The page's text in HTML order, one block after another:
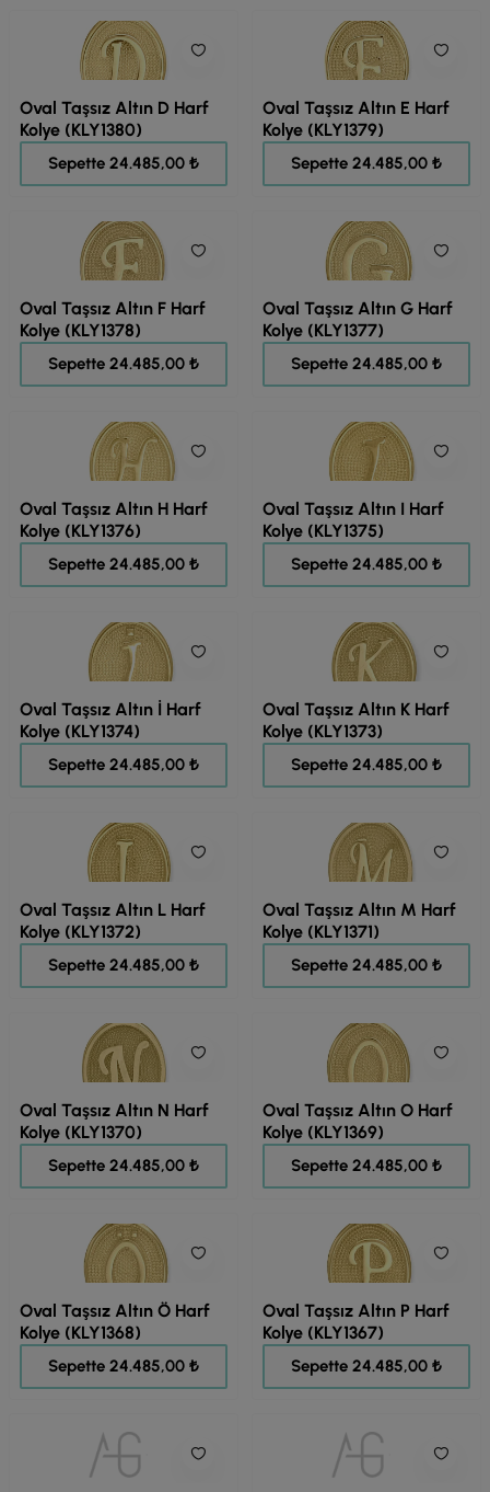
Oval Taşsız Altın D Harf
Kolye (KLY1380)
Sepette 24.485,00 ₺
Oval Taşsız Altın E Harf
Kolye (KLY1379)
Sepette 24.485,00 ₺
Oval Taşsız Altın F Harf
Kolye (KLY1378)
Sepette 24.485,00 ₺
Oval Taşsız Altın G Harf
Kolye (KLY1377)
Sepette 24.485,00 ₺
Oval Taşsız Altın H Harf
Kolye (KLY1376)
Sepette 24.485,00 ₺
Oval Taşsız Altın I Harf
Kolye (KLY1375)
Sepette 24.485,00 ₺
Oval Taşsız Altın İ Harf
Kolye (KLY1374)
Sepette 24.485,00 ₺
Oval Taşsız Altın K Harf
Kolye (KLY1373)
Sepette 24.485,00 ₺
Oval Taşsız Altın L Harf
Kolye (KLY1372)
Sepette 24.485,00 ₺
Oval Taşsız Altın M Harf
Kolye (KLY1371)
Sepette 24.485,00 ₺
Oval Taşsız Altın N Harf
Kolye (KLY1370)
Sepette 24.485,00 ₺
Oval Taşsız Altın O Harf
Kolye (KLY1369)
Sepette 24.485,00 ₺
Oval Taşsız Altın Ö Harf
Kolye (KLY1368)
Sepette 24.485,00 ₺
Oval Taşsız Altın P Harf
Kolye (KLY1367)
Sepette 24.485,00 ₺